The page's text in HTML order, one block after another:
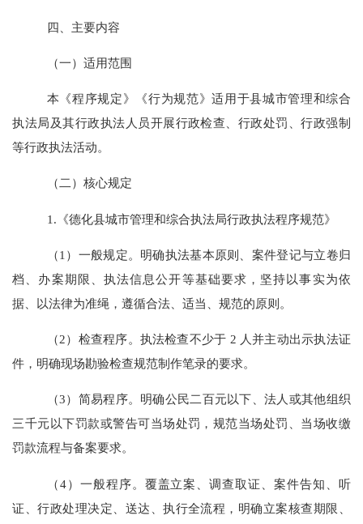
四 、主要内容
（一） 适用范围
本《程序规定》《行为规范》适用于县城市管理和综合
执法局及其行政执法人员开展行政检查、行政处罚、行政强制
等行政执法活动。
（二） 核心规定
1. 《德化县城市管理和综合执法局行政执法程序规范》
（1 ）一般规定。明确执法基本原则、案件登记与立卷归
档、办案期限、执法信息公开等基础要求，坚持以事实为依
据、以法律为准绳，遵循合法、适当、规范的原则。
（2）检查程序。执法检查不少于 2 人并主动出示执法证
件 ，明确现场勘验检查规范制作笔录的要求。
（3）简易程序。明确公民二百元以下、法人或其他组织
三千元以下罚款或警告可当场处罚，规范当场处罚、当场收缴
罚款流程与备案要求。
（4） 一般程序。 覆盖立案、调查取证、案件告知、听
证、行政处理决定、送达、执行全流程，明确立案核查期限、